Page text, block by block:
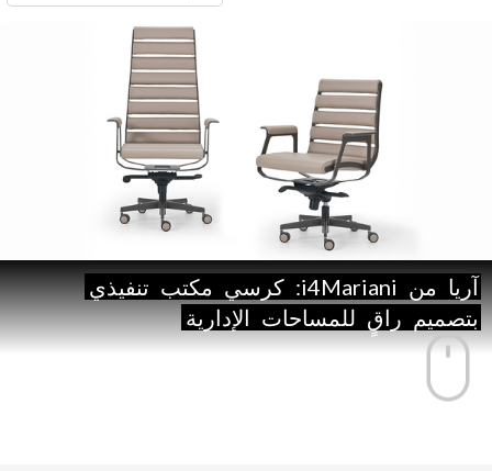
آريا من i4Mariani: كرسي مكتب تنفيذي
بتصميم
راقٍ للمساحات الإدارية